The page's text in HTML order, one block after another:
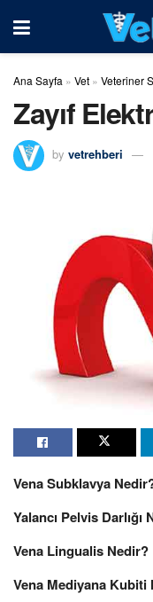
Ana Sayfa » Vet » Veteriner
Zayıf
by vetrehberi
Vena Subklavya
Yalancı Pelvis Darlığı
Vena Lingualis Nedir?
Vena Mediyana Kubiti